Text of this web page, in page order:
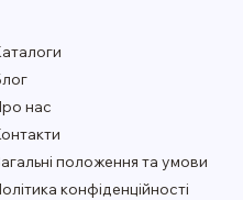
нас
положення та умови
конфіденційності